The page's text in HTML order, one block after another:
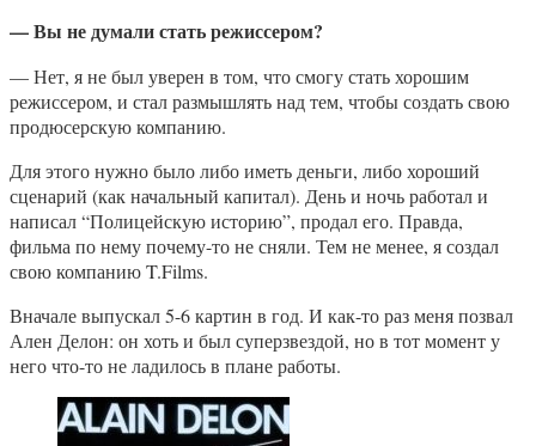
— Вы не думали стать режиссером?
— Нет, я не был уверен в том, что смогу стать хорошим
режиссером, и стал размышлять над тем, чтобы создать свою
продюсерскую компанию.
Для этого нужно было либо иметь деньги, либо хороший
сценарий (как начальный капитал). День и ночь работал и
написал “Полицейскую историю”, продал его. Правда,
фильма по нему почему-то не сняли. Тем не менее, я создал
свою компанию T.Films.
Вначале выпускал 5-6 картин в год. И как-то раз меня позвал
Ален Делон: он хоть и был суперзвездой, но в тот момент у
него что-то не ладилось в плане работы.